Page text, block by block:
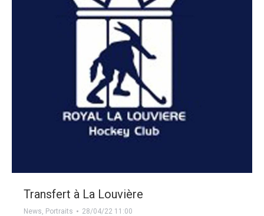
Transfert à La Louvière
News, Portraits 28/04/22 11:00